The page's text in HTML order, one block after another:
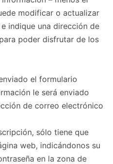
modificar o actualizar
indique una dirección de
poder disfrutar de los
el formulario
le será enviado
de correo electrónico
sólo tiene que
web, indicándonos su
en la zona de